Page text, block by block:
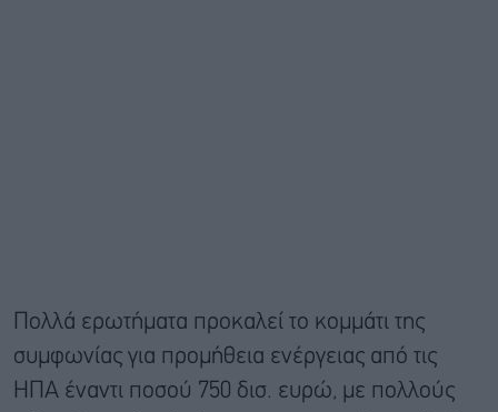
Πολλά ερωτήματα προκαλεί το κομμάτι της
συμφωνίας για προμήθεια ενέργειας από τις
ΗΠΑ έναντι ποσού 750 δισ. ευρώ, με πολλούς